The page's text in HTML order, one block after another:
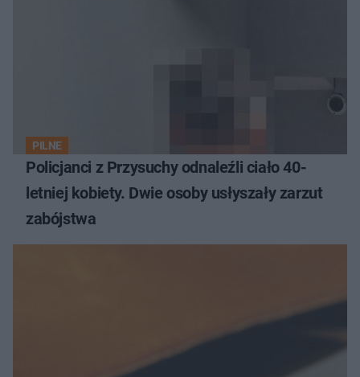
PILNE
Policjanci z Przysuchy odnaleźli ciało 40-
letniej kobiety. Dwie osoby usłyszały zarzut
zabójstwa